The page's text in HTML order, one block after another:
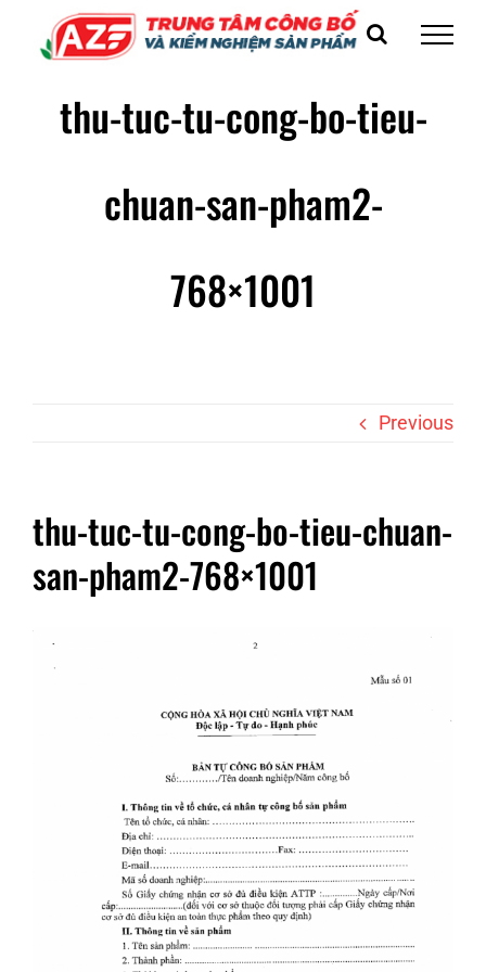
thu-tuc-tu-cong-bo-tieu-
chuan-san-pham2-
768×1001
Previous
thu-tuc-tu-cong-bo-tieu-chuan-
san-pham2-768×1001